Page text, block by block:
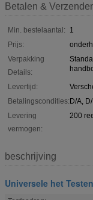
Betalen &
Min. bestelaantal:
1
Prijs:
Verpakking
Details:
Levertijd:
Betalingscondities:D/A,
Levering
vermogen:
200
beschrijving
Universele het